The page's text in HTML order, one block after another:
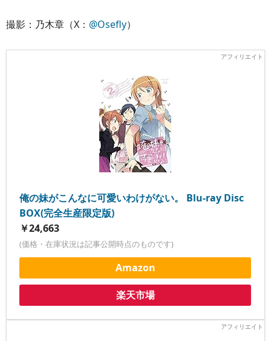
撮影：乃木章（X： @Osefly）
俺の妹がこんなに可愛いわけがない。 Blu-ray Disc
BOX(完全生産限定版)
￥24,663
(価格・在庫状況は記事公開時点のものです)
Amazon
楽天市場